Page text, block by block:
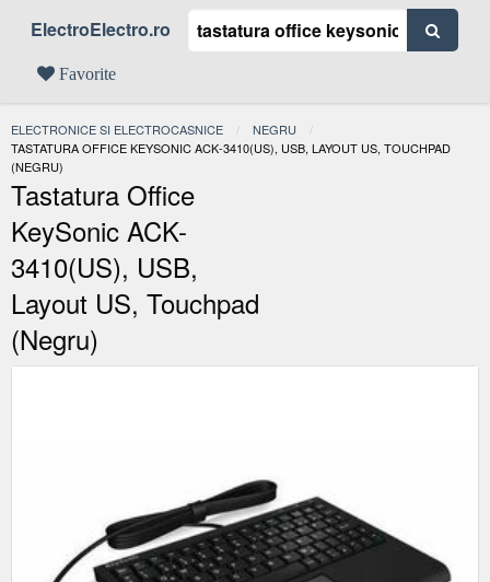
ElectroElectro.ro
Favorite
ELECTRONICE SI ELECTROCASNICE
NEGRU
ACTUAL:
TASTATURA OFFICE KEYSONIC ACK-3410(US), USB, LAYOUT US, TOUCHPAD
(NEGRU)
Tastatura Office
KeySonic ACK-
3410(US), USB,
Layout US, Touchpad
(Negru)